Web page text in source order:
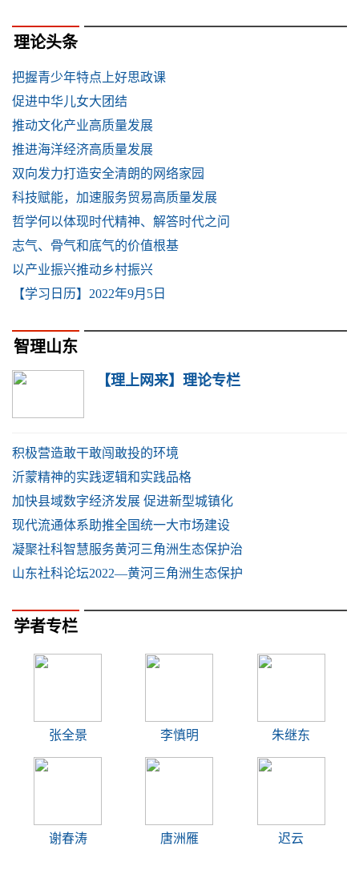
理论头条
把握青少年特点上好思政课
促进中华儿女大团结
推动文化产业高质量发展
推进海洋经济高质量发展
双向发力打造安全清朗的网络家园
科技赋能，加速服务贸易高质量发展
哲学何以体现时代精神、解答时代之问
志气、骨气和底气的价值根基
以产业振兴推动乡村振兴
【学习日历】2022年9月5日
智理山东
【理上网来】理论专栏
积极营造敢干敢闯敢投的环境
沂蒙精神的实践逻辑和实践品格
加快县域数字经济发展 促进新型城镇化
现代流通体系助推全国统一大市场建设
凝聚社科智慧服务黄河三角洲生态保护治
山东社科论坛2022—黄河三角洲生态保护
学者专栏
张全景 李慎明 朱继东
谢春涛 唐洲雁 迟云